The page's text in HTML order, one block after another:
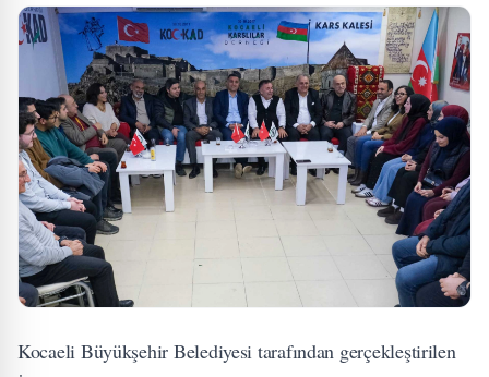
Kocaeli Büyükşehir Belediyesi tarafından gerçekleştirilen